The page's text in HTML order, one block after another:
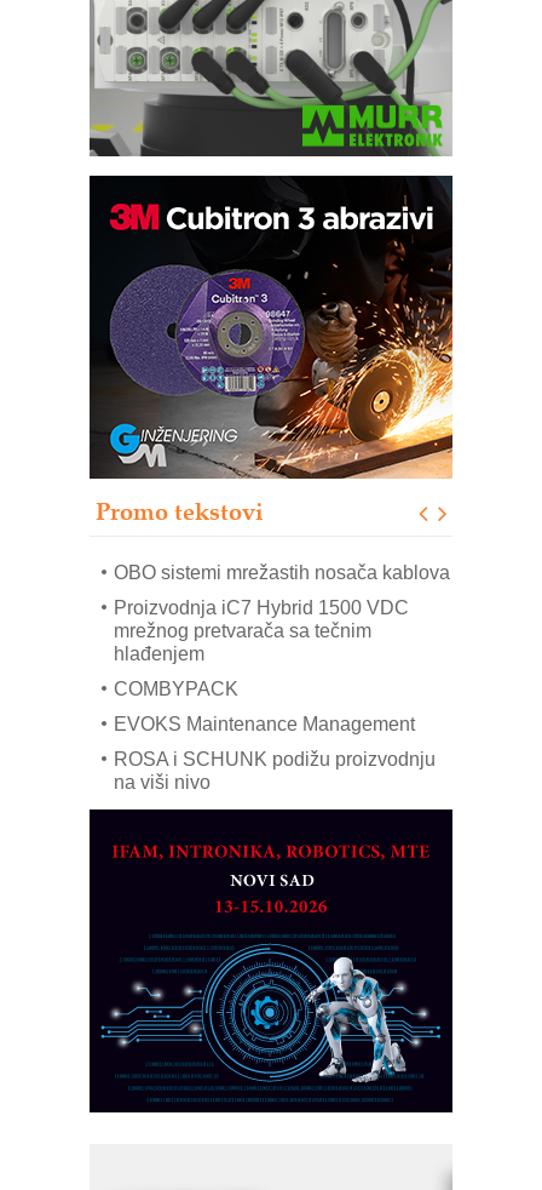
Promo tekstovi
Potpuna efikasnost bez složenih
sistema
Trajna oznaka kao dugoročna korist
Bezbednost na prvom mestu!
IB BLUMENAUER - više od 40 godina
poverenja u industriji
RMQ-TITAN ADVANCED INDICATOR
– Pametna signalizacija za efikasnije
upravljanje mašinama
Mitutoyo Crysta-Apex V PLUS: Nova
OBO sistemi mrežastih nosača kablova
Proizvodnja iC7 Hybrid 1500 VDC
mrežnog pretvarača sa tečnim
hlađenjem
COMBYPACK
EVOKS Maintenance Management
ROSA i SCHUNK podižu proizvodnju
na viši nivo
MAREX - Lim i mašine za savremena
Marcom-plast d.o.o.- vaš pouzdan
partner
CTO - Prilagodite svoju toplinsku
obradu!
Razvoj asortimanskog pravca MINI-
PLC AKYTEC
AUKOM: Svetski standard metrologije
dostupan u Srbiji